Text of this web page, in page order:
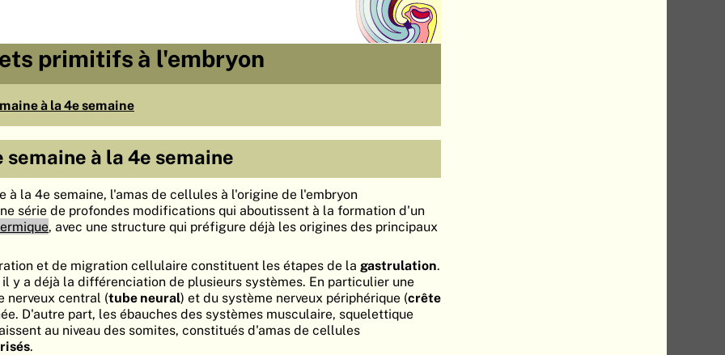
primitifs à l'embryon
à la 4e semaine
semaine à la 4e semaine
à la 4e semaine, l'amas de cellules à l'origine de l'embryon
série de profondes modifications qui aboutissent à la formation d'un
, avec une structure qui préfigure déjà les origines des principaux
et de migration cellulaire constituent les étapes de la gastrulation.
y a déjà la différenciation de plusieurs systèmes. En particulier une
nerveux central (tube neural) et du système nerveux périphérique (crête
D'autre part, les ébauches des systèmes musculaire, squelettique
au niveau des somites, constitués d'amas de cellules
.